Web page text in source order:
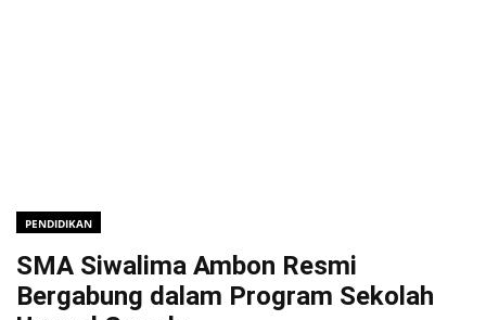
PENDIDIKAN
SMA Siwalima Ambon Resmi
Bergabung dalam Program Sekolah